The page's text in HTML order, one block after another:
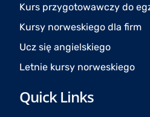
Kurs przygotowawczy do
Kursy norweskiego dla firm
Ucz się angielskiego
Letnie kursy norweskiego
Quick Links